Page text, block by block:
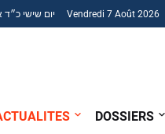
יום שישי כ״ד אב תשפ"ו Vendredi 7 Août 2026
DOSSIERS